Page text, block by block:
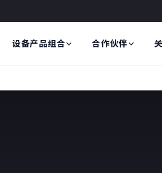
设备产品组合 合作伙伴